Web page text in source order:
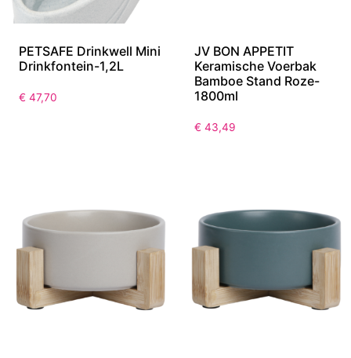
PETSAFE Drinkwell Mini
Drinkfontein-1,2L
€ 47,70
JV BON APPETIT
Keramische Voerbak
Bamboe Stand Roze-
1800ml
€ 43,49